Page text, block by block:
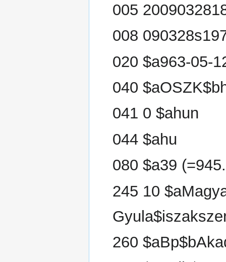
005
008
020 $a963-05-
040
041 0 $ahun
044 $ahu
080 $a39
245 10
260